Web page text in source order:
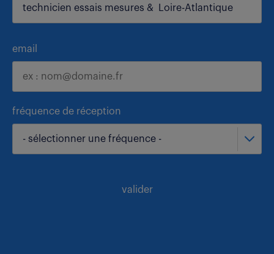
email
fréquence de réception
- sélectionner une fréquence -
valider